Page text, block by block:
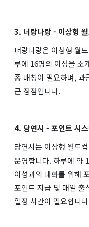
3. 너랑나랑 - 이상형
너랑나랑은 이상형 월
루에 16명의 이성을 소
종 매칭이 필요하며, 과
큰 장점입니다.
4. 당연시 - 포인트 시
당연시는 이상형 월드
운영합니다. 하루에 약
이성과의 대화를 위해
포인트 지급 및 매일 출
일정 시간이 필요합니